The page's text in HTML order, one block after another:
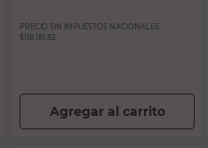
PRECIO SIN IMPUESTOS NACIONALES:
$118.181,82
Agregar al carrito